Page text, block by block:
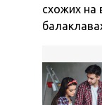
схожих на